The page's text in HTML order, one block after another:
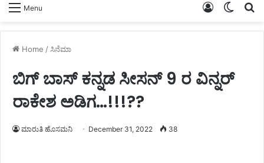
Menu
Switch
Log
Home /ಸಿನೆಮಾ
ಬಿಗ್ ಬಾಸ್ ಕನ್ನಡ ಸೀಸನ್ 9 ರ ವಿನ್ನರ್
ರಾಕೇಶ ಅಡಿಗ…!!!??
ಮಾರುತಿ ಹೊಸಮನಿ December 31, 2022 38